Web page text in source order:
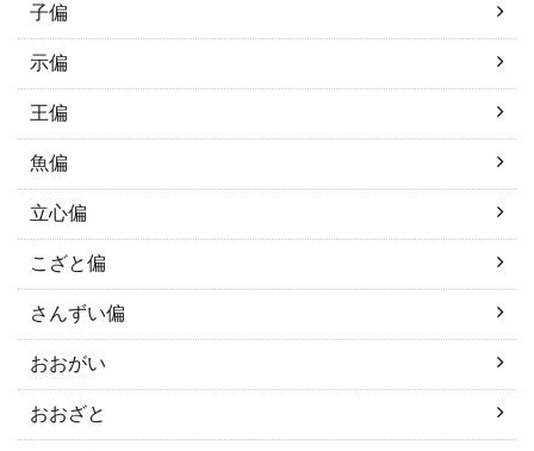
子偏
示偏
王偏
魚偏
立心偏
こざと偏
さんずい偏
おおがい
おおざと